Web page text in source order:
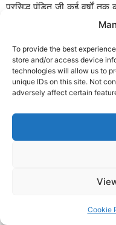
To provide the best
store and/or access device
technologies will allow us to
unique IDs on this site. Not
adversely affect certain
Cookie
प्रसिद्ध पंडित जी कई वर्षों
बाद अपने गांव लौटे। उनकी
© 2025 Krishna